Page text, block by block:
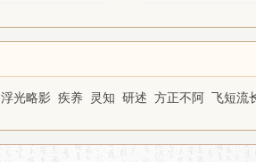
浮光略影 疾养 灵知 研述 方正不阿 飞短流